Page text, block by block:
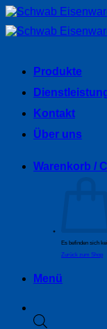
Produkte
Kontakt
Über uns
Warenkorb /
Es befinden sich
Zurück zum Shop
Menü